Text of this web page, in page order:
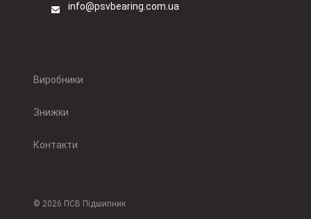
info@psvbearing.com.ua
Виробники
Знижки
Контакти
© 2026 ПСВ Підшипник